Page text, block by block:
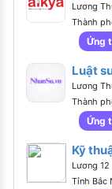
Lương
Thành
Ứng
Luật
Lương
Thành
Ứng
Kỹ
20
Bắc
Lương
Tỉnh Bắc